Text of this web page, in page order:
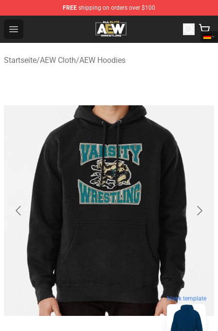
FREE shipping on orders over $100
Open menu
Aew Shop ⚡️ Official Aew Merchandise Store
Startseite/AEW Cloth/AEW Hoodies
blank template